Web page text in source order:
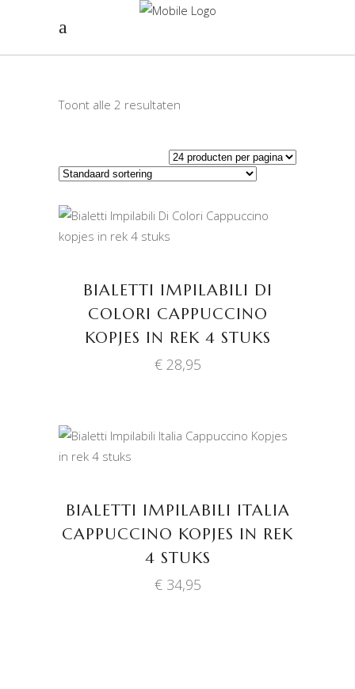
Toont alle 2 resultaten
TOEVOEGEN AAN
WINKELWAGEN
BIALETTI IMPILABILI DI
COLORI CAPPUCCINO
KOPJES IN REK 4 STUKS
€28,95
BIALETTI IMPILABILI ITALIA
CAPPUCCINO KOPJES IN REK
4 STUKS
€34,95